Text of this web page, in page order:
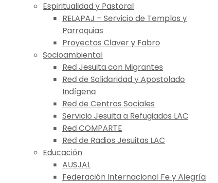
Espiritualidad y Pastoral
RELAPAJ – Servicio de Templos y
Parroquias
Proyectos Claver y Fabro
Socioambiental
Red Jesuita con Migrantes
Red de Solidaridad y Apostolado
Indígena
Red de Centros Sociales
Servicio Jesuita a Refugiados LAC
Red COMPARTE
Red de Radios Jesuitas LAC
Educación
AUSJAL
Federación Internacional Fe y Alegría